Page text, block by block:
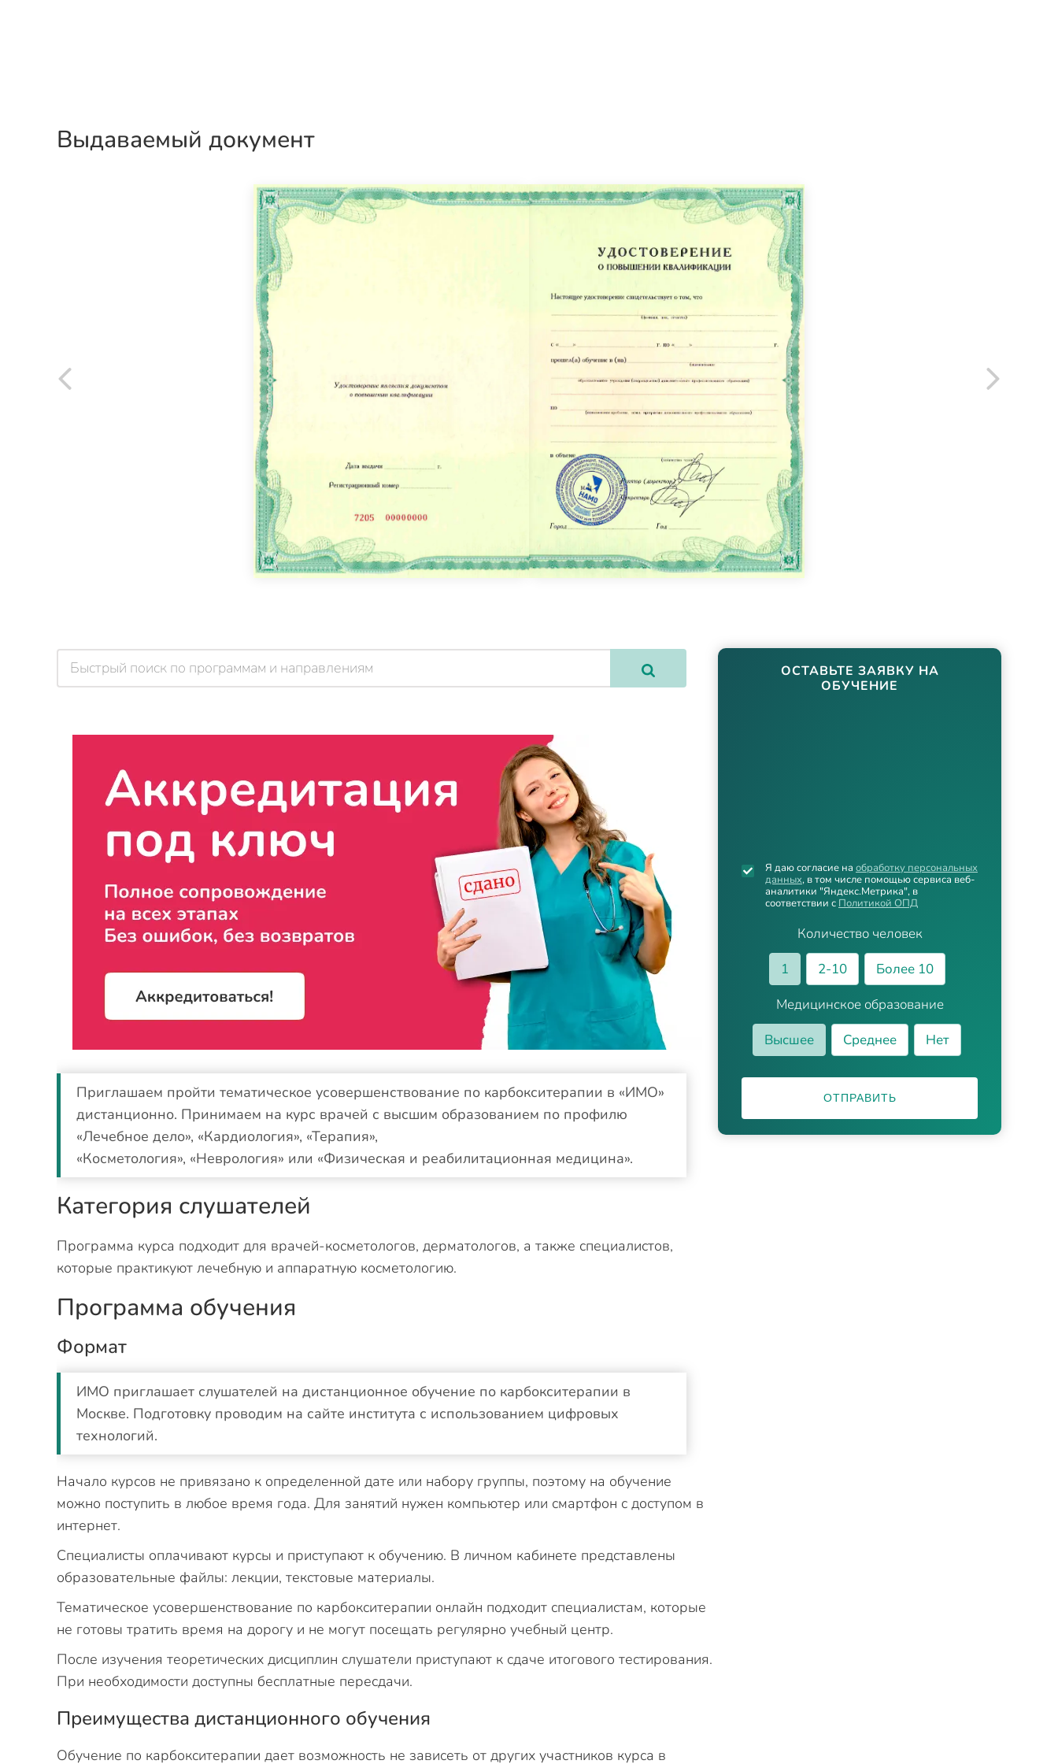
Выдаваемый документ
ОСТАВЬТЕ ЗАЯВКУ НА
ОБУЧЕНИЕ
Количество человек
1
2-10
Более 10
Медицинское образование
Высшее
Среднее Нет
Я даю согласие на обработку персональных
данных, в том числе помощью сервиса веб-
аналитики "Яндекс.Метрика", в
соответствии с Политикой ОПД
ОТПРАВИТЬ
Приглашаем пройти тематическое усовершенствование по карбокситерапии в «ИМО»
дистанционно. Принимаем на курс врачей с высшим образованием по профилю
«Лечебное дело», «Кардиология», «Терапия»,
«Косметология», «Неврология» или «Физическая и реабилитационная медицина».
Категория слушателей
Программа курса подходит для врачей-косметологов, дерматологов, а также специалистов,
которые практикуют лечебную и аппаратную косметологию.
Программа обучения
Формат
ИМО приглашает слушателей на дистанционное обучение по карбокситерапии в
Москве. Подготовку проводим на сайте института с использованием цифровых
технологий.
Начало курсов не привязано к определенной дате или набору группы, поэтому на обучение
можно поступить в любое время года. Для занятий нужен компьютер или смартфон с доступом в
интернет.
Специалисты оплачивают курсы и приступают к обучению. В личном кабинете представлены
образовательные файлы: лекции, текстовые материалы.
Тематическое усовершенствование по карбокситерапии онлайн подходит специалистам, которые
не готовы тратить время на дорогу и не могут посещать регулярно учебный центр.
После изучения теоретических дисциплин слушатели приступают к сдаче итогового тестирования.
При необходимости доступны бесплатные пересдачи.
Преимущества дистанционного обучения
Обучение по карбокситерапии дает возможность не зависеть от других участников курса в